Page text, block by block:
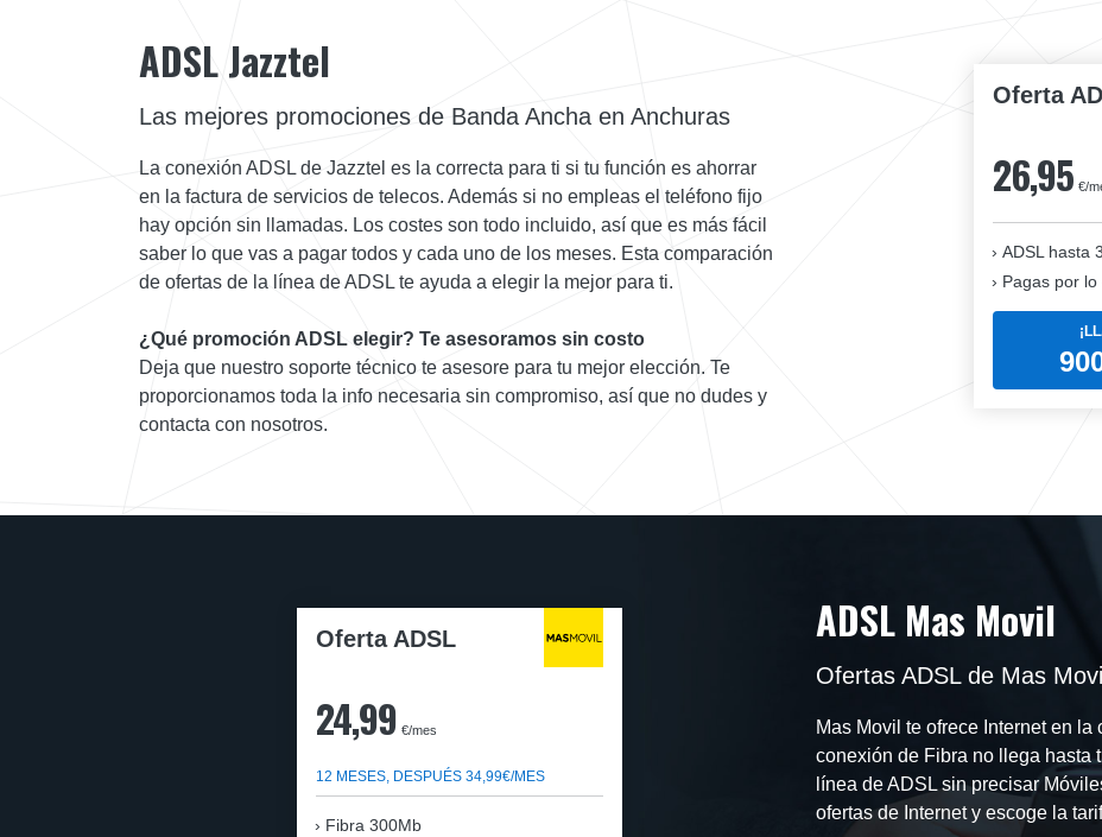
Oferta
26,95 €/
ADSL hasta
Pagas por
ADSL Jazztel
Las mejores promociones de Banda Ancha en Anchuras
La conexión ADSL de Jazztel es la correcta para ti si tu función es ahorrar
en la factura de servicios de telecos. Además si no empleas el teléfono fijo
hay opción sin llamadas. Los costes son todo incluido, así que es más fácil
saber lo que vas a pagar todos y cada uno de los meses. Esta comparación
de ofertas de la línea de ADSL te ayuda a elegir la mejor para ti.
¿Qué promoción ADSL elegir? Te asesoramos sin costo
Deja que nuestro soporte técnico te asesore para tu mejor elección. Te
proporcionamos toda la info necesaria sin compromiso, así que no dudes y
contacta con nosotros.
Oferta ADSL
24,99 €/mes
12 MESES, DESPUÉS 34,99€/MES
Fibra 300Mb
ADSL Mas Movil
Ofertas ADSL de Mas
Mas Movil te ofrece Internet en
conexión de Fibra no llega hasta
línea de ADSL sin precisar
ofertas de Internet y escoge la